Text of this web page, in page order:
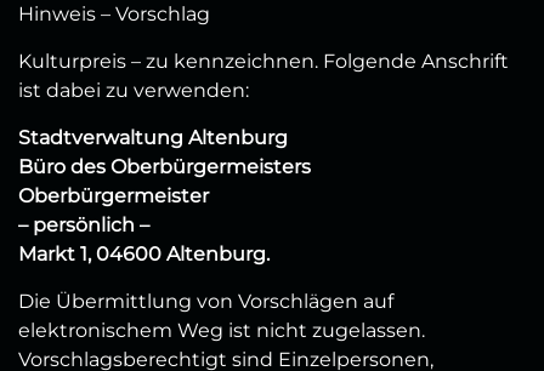
Hinweis – Vorschlag
Kulturpreis – zu kennzeichnen. Folgende Anschrift
ist dabei zu verwenden:
Stadtverwaltung Altenburg
Büro des Oberbürgermeisters
Oberbürgermeister
– persönlich –
Markt 1, 04600 Altenburg.
Die Übermittlung von Vorschlägen auf
elektronischem Weg ist nicht zugelassen.
Vorschlagsberechtigt sind Einzelpersonen,